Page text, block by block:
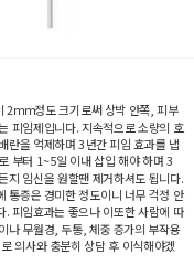
미레나는 기존의 루프와 호르몬제
이라고 할 수 있습니다. 매일 일정량
켜 자궁내막을 얇게 만들어 수정란
피임효과뿐만 아니라 생리양이 줄
어 월경 과다증이나 생리통이 심한
목적으로 사용하기도 합니다. 장기
원하시는 분에게 적합하며 에스트
수유부에게도 적합하고 제거는 언
은 생리 시작 3~5일 후가 가장 적합